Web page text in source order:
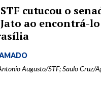
cutucou o
ao encontrá-
Augusto/STF; Saulo Cruz/